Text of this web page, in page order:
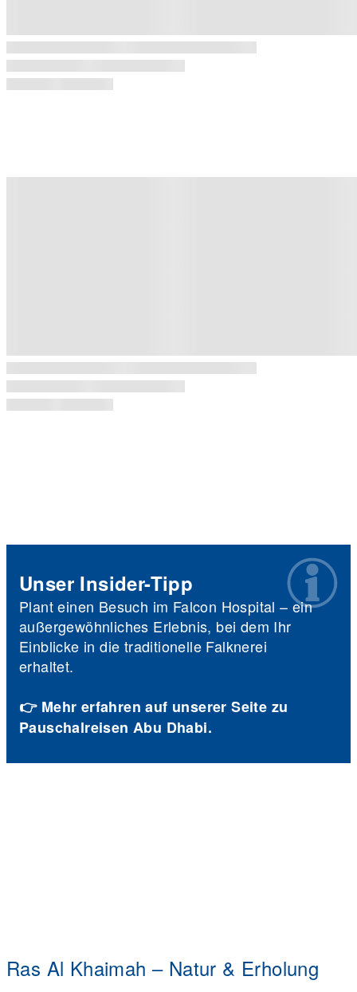
Unser Insider-Tipp
Plant einen Besuch im Falcon Hospital – ein
außergewöhnliches Erlebnis, bei dem Ihr
Einblicke in die traditionelle Falknerei
erhaltet.
👉 Mehr erfahren auf unserer Seite zu
Pauschalreisen Abu Dhabi.
Ras Al Khaimah – Natur & Erholung